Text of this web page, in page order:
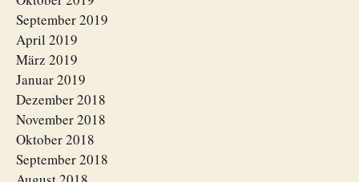
September 2019
April 2019
März 2019
Januar 2019
Dezember 2018
November 2018
Oktober 2018
September 2018